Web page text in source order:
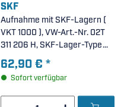
SKF
Aufnahme mit SKF-Lagern (
VKT 1000 ), VW-Art.-Nr. 02T
311 206 H, SKF-Lager-Type
BB1-3155D
62,90 € *
Sofort verfügbar